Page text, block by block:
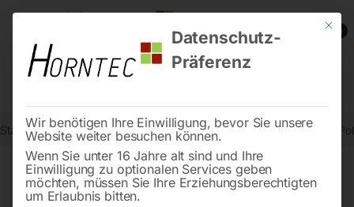
0
Start Schweisstechnologie Absauganlagen Ersatzschläuche –
Mit
Datenschutz-
Präferenz
Wir benötigen Ihre Einwilligung, bevor Sie unsere
Website weiter besuchen können.
Wenn Sie unter 16 Jahre alt sind und Ihre
Einwilligung zu optionalen Services geben
möchten, müssen Sie Ihre Erziehungsberechtigten
um Erlaubnis bitten.